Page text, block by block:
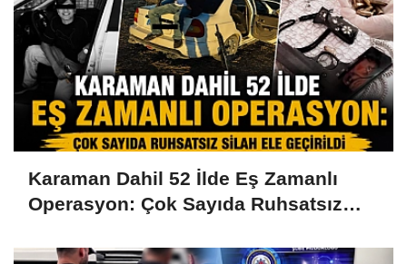
Karaman Dahil 52 İlde Eş Zamanlı
Operasyon: Çok Sayıda Ruhsatsız